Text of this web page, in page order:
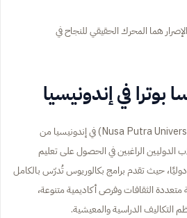
هما المحرك الحقيقي للنجاح في
في إندونيسيا
تُعد منحة جامعة نوسا بوترا (Nusa Putra University) في إندونيسيا من
الدوليين الراغبين في الحصول على تعليم
حيث تقدم برامج بكالوريوس تُدرّس بالكامل
متعددة الثقافات وفرص أكاديمية متنوعة،
الدراسية والمعيشية.